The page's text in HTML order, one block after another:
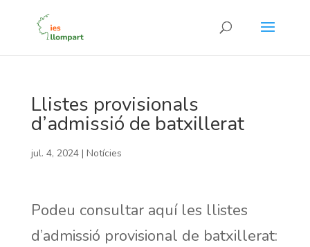
Llistes provisionals
d’admissió de batxillerat
jul. 4, 2024| Notícies
Podeu consultar aquí les llistes
d’admissió provisional de batxillerat: